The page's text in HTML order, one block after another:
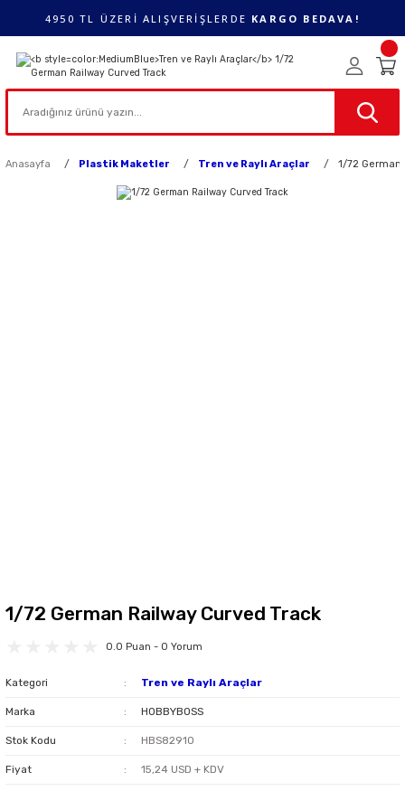
4950 TL ÜZERİ ALIŞVERİŞLERDE KARGO BEDAVA!
Anasayfa Plastik Maketler Tren ve Raylı Araçlar 1/72 German
1/72 German Railway Curved Track
0.0 Puan - 0 Yorum
Kategori Tren ve Raylı Araçlar
Marka HOBBYBOSS
Stok Kodu HBS82910
Fiyat 15,24 USD + KDV